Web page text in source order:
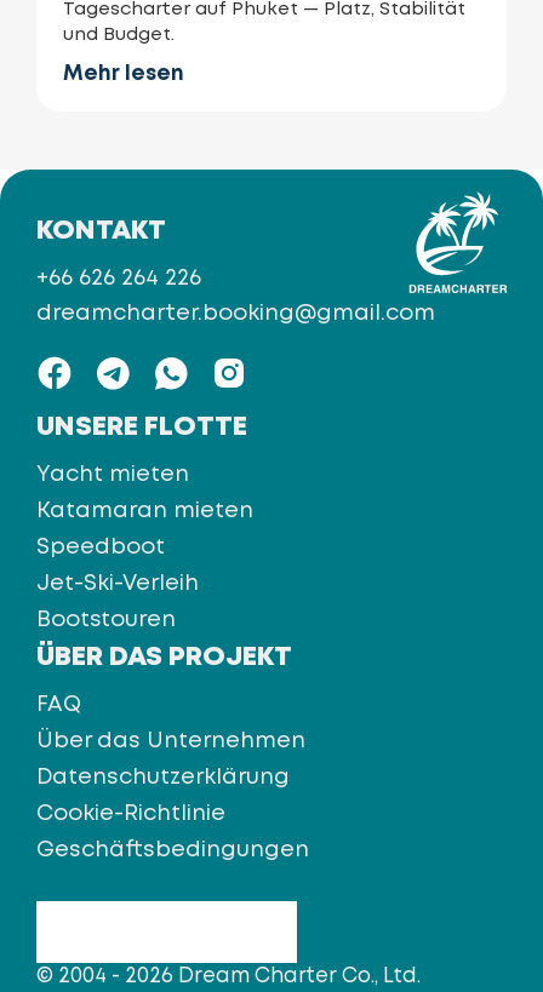
Tagescharter auf Phuket — Platz, Stabilität
und Budget.
Mehr lesen
UNSERE FLOTTE
Yacht mieten
Katamaran mieten
Speedboot
Jet-Ski-Verleih
Bootstouren
ÜBER DAS PROJEKT
FAQ
Über das Unternehmen
Datenschutzerklärung
Cookie-Richtlinie
Geschäftsbedingungen
KONTAKT
+66 626 264 226
dreamcharter.booking@gmail.com
© 2004 - 2026 Dream Charter Co., Ltd.